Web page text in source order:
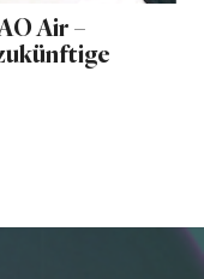
Air –